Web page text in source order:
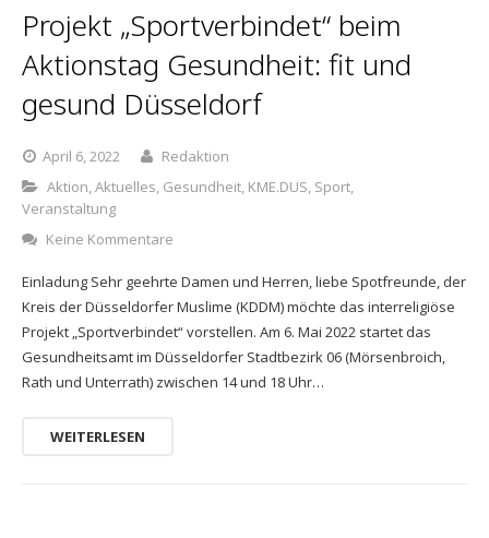
Projekt „Sportverbindet“ beim
Aktionstag Gesundheit: fit und
gesund Düsseldorf
April 6, 2022
Redaktion
Aktion,Aktuelles, Gesundheit, KME.DUS, Sport,
Veranstaltung
Keine Kommentare
Einladung Sehr geehrte Damen und Herren, liebe Spotfreunde, der
Kreis der Düsseldorfer Muslime (KDDM) möchte das interreligiöse
Projekt „Sportverbindet“ vorstellen. Am 6. Mai 2022 startet das
Gesundheitsamt im Düsseldorfer Stadtbezirk 06 (Mörsenbroich,
Rath und Unterrath) zwischen 14 und 18 Uhr…
WEITERLESEN